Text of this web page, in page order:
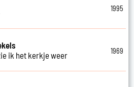
1995
ik het kerkje weer
1969